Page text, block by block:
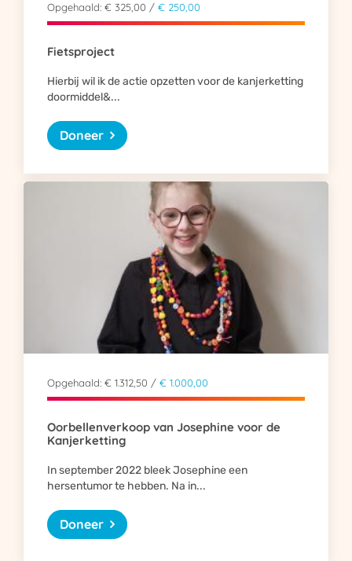
Opgehaald: € 325,00 / € 250,00
Fietsproject
Hierbij wil ik de actie opzetten voor de kanjerketting
doormiddel&...
Doneer
Opgehaald: € 1.312,50 / € 1.000,00
Oorbellenverkoop van Josephine voor de
Kanjerketting
In september 2022 bleek Josephine een
hersentumor te hebben. Na in...
Doneer